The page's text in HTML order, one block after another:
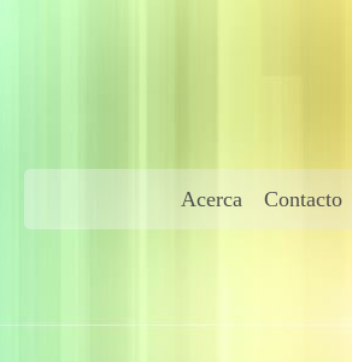
Acerca Contacto